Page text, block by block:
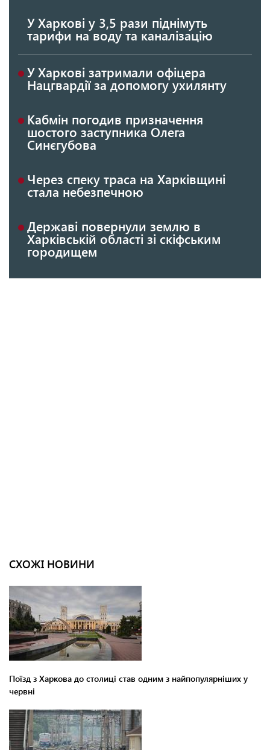
У Харкові у 3,5 рази піднімуть
тарифи на воду та каналізацію
У Харкові затримали офіцера
Нацгвардії за допомогу ухилянту
Кабмін погодив призначення
шостого заступника Олега
Синєгубова
Через спеку траса на Харківщині
стала небезпечною
Державі повернули землю в
Харківській області зі скіфським
городищем
СХОЖІ НОВИНИ
Поїзд з Харкова до столиці став одним з найпопулярніших у
червні